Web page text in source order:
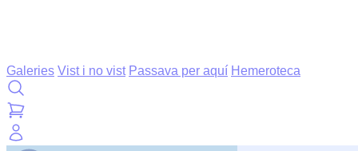
Galeries Vist i no vist Passava per aquí Hemeroteca